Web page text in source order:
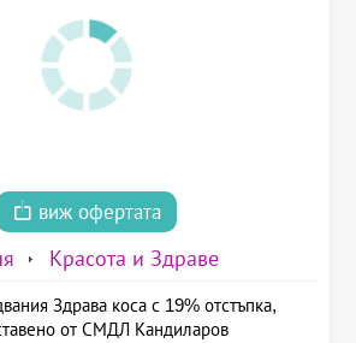
виж офертата
Красота и Здраве
Здрава коса с 19% отстъпка,
от СМДЛ Кандиларов